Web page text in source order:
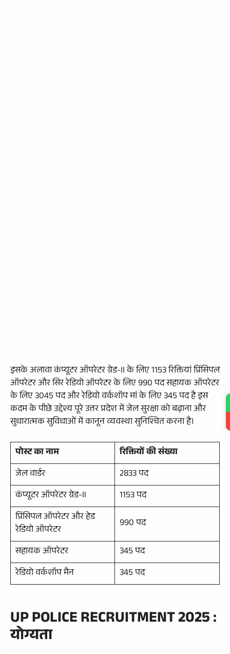
इसके अलावा कंप्यूटर ऑपरेटर ग्रेड-II के लिए 1153 रिक्तियां प्रिंसिपल
ऑपरेटर और सिर रेडियो ऑपरेटर के लिए 990 पद सहायक ऑपरेटर
के लिए 3045 पद और रेडियो वर्कशॉप मां के लिए 345 पद है इस
कदम के पीछे उद्देश्य पूरे उत्तर प्रदेश में जेल सुरक्षा को बढ़ाना और
सुधारात्मक सुविधाओं में कानून व्यवस्था सुनिश्चित करना है।
पोस्ट का नाम
रिक्तियों की संख्या
जेल वार्डर
2833 पद
कंप्यूटर ऑपरेटर ग्रेड-II
1153 पद
प्रिंसिपल ऑपरेटर और हेड
रेडियो ऑपरेटर
990 पद
सहायक ऑपरेटर
345 पद
रेडियो वर्कशॉप मैन
345 पद
UP POLICE RECRUITMENT 2025 :
योग्यता